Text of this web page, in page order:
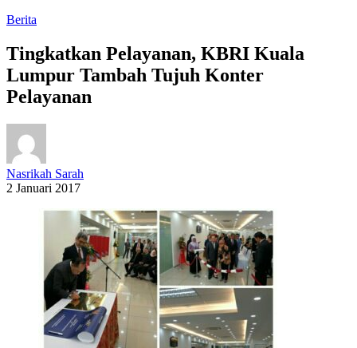
Berita
Tingkatkan Pelayanan, KBRI Kuala
Lumpur Tambah Tujuh Konter
Pelayanan
Nasrikah Sarah
2 Januari 2017